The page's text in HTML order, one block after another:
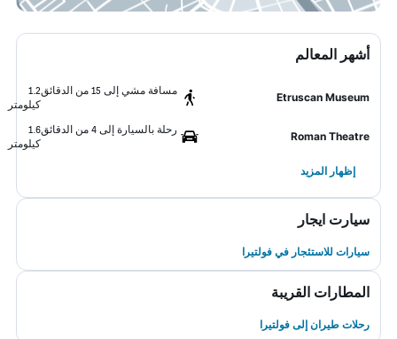
أشهر المعالم
Etruscan Museum
مسافة مشي إلى 15 من الدقائق
1.2
كيلومتر
Roman Theatre
رحلة بالسيارة إلى 4 من الدقائق
1.6
كيلومتر
إظهار المزيد
سيارت ايجار
سيارات للاستئجار في فولتيرا
المطارات القريبة
رحلات طيران إلى فولتيرا